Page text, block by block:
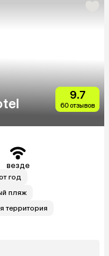
9.7
60 отзывов
везде
год
пляж
территория